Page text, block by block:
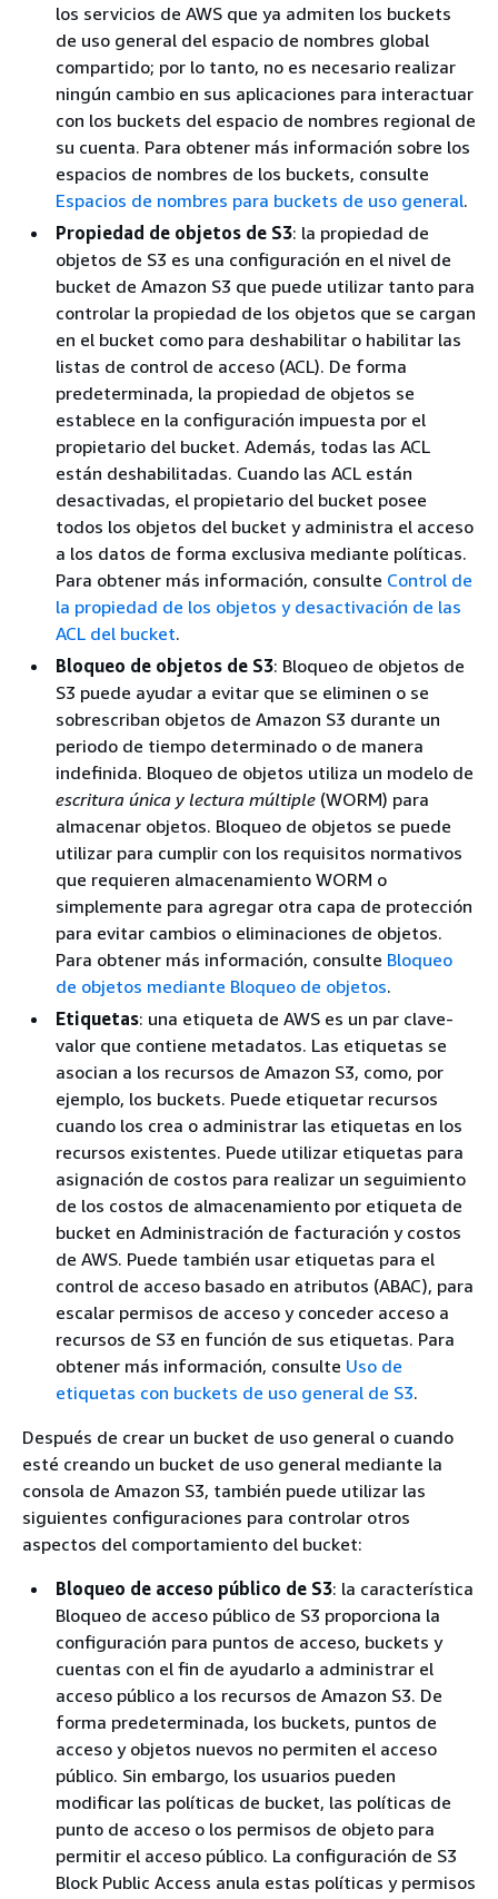
los servicios de AWS que ya admiten los buckets
de uso general del espacio de nombres global
compartido; por lo tanto, no es necesario realizar
ningún cambio en sus aplicaciones para interactuar
con los buckets del espacio de nombres regional de
su cuenta. Para obtener más información sobre los
espacios de nombres de los buckets, consulte
Espacios de nombres para buckets de uso general.
Propiedad de objetos de S3: la propiedad de
objetos de S3 es una configuración en el nivel de
bucket de Amazon S3 que puede utilizar tanto para
controlar la propiedad de los objetos que se cargan
en el bucket como para deshabilitar o habilitar las
listas de control de acceso (ACL). De forma
predeterminada, la propiedad de objetos se
establece en la configuración impuesta por el
propietario del bucket. Además, todas las ACL
están deshabilitadas. Cuando las ACL están
desactivadas, el propietario del bucket posee
todos los objetos del bucket y administra el acceso
a los datos de forma exclusiva mediante políticas.
Para obtener más información, consulte Control de
la propiedad de los objetos y desactivación de las
ACL del bucket.
Bloqueo de objetos de S3: Bloqueo de objetos de
S3 puede ayudar a evitar que se eliminen o se
sobrescriban objetos de Amazon S3 durante un
periodo de tiempo determinado o de manera
indefinida. Bloqueo de objetos utiliza un modelo de
escritura única y lectura múltiple (WORM) para
almacenar objetos. Bloqueo de objetos se puede
utilizar para cumplir con los requisitos normativos
que requieren almacenamiento WORM o
simplemente para agregar otra capa de protección
para evitar cambios o eliminaciones de objetos.
Para obtener más información, consulte Bloqueo
de objetos mediante Bloqueo de objetos.
Etiquetas: una etiqueta de AWS es un par clave-
valor que contiene metadatos. Las etiquetas se
asocian a los recursos de Amazon S3, como, por
ejemplo, los buckets. Puede etiquetar recursos
cuando los crea o administrar las etiquetas en los
recursos existentes. Puede utilizar etiquetas para
asignación de costos para realizar un seguimiento
de los costos de almacenamiento por etiqueta de
bucket en Administración de facturación y costos
de AWS. Puede también usar etiquetas para el
control de acceso basado en atributos (ABAC), para
escalar permisos de acceso y conceder acceso a
recursos de S3 en función de sus etiquetas. Para
obtener más información, consulte Uso de
etiquetas con buckets de uso general de S3.
Después de crear un bucket de uso general o cuando
esté creando un bucket de uso general mediante la
consola de Amazon S3, también puede utilizar las
siguientes configuraciones para controlar otros
aspectos del comportamiento del bucket:
Bloqueo de acceso público de S3: la característica
Bloqueo de acceso público de S3 proporciona la
configuración para puntos de acceso, buckets y
cuentas con el fin de ayudarlo a administrar el
acceso público a los recursos de Amazon S3. De
forma predeterminada, los buckets, puntos de
acceso y objetos nuevos no permiten el acceso
público. Sin embargo, los usuarios pueden
modificar las políticas de bucket, las políticas de
punto de acceso o los permisos de objeto para
permitir el acceso público. La configuración de S3
Block Public Access anula estas políticas y permisos